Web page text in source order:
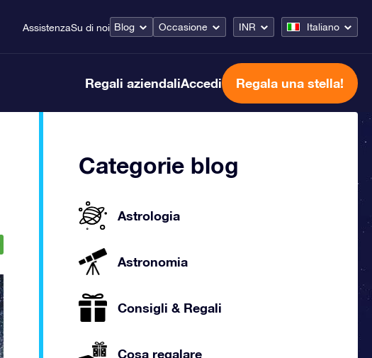
AssistenzaSu di noi Blog Occasione INR Italiano
Regali aziendaliAccedi Regala una stella!
Categorie blog
Astrologia
Astronomia
Consigli & Regali
Cosa regalare